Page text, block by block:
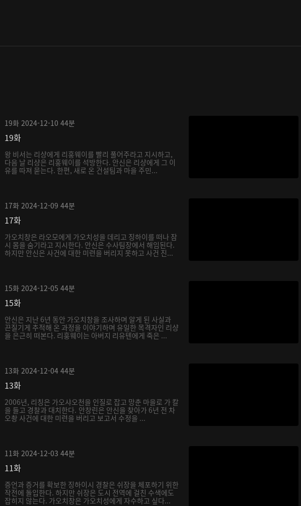
19화 2024-12-10 44분
19화
왕 비서는 리샹에게 리훙웨이를 빨리 풀어주라고 지시하고,
다음 날 리샹은 리훙웨이를 석방한다. 안신은 리샹에게 그 이
유를 따져 묻는다. 한편, 새로 온 건설팀과 마을 주민...
17화 2024-12-09 44분
17화
가오치창은 라오모에게 가오치성을 데리고 징하이를 떠나 잠
시 몸을 숨기라고 지시한다. 안신은 수사팀장에서 해임된다.
하지만 안신은 사건에 대한 미련을 버리지 못하고 사건 진...
15화 2024-12-05 44분
15화
안신은 지난 6년 동안 가오치창을 조사하며 알게 된 사실과
끈질기게 추적해 온 과정을 이야기하며 유일한 목격자인 리샹
을 은근히 떠본다. 리훙웨이는 아버지 리유톈에게 죽은 ...
13화 2024-12-04 44분
13화
2006년, 리칭은 가오샤오천을 인질로 잡고 망춘 마을로 가 칼
을 들고 경찰과 대치한다. 안창린은 안신을 찾아가 6년 전 차
오촹 사건에 대한 미련을 버리고 보고서 수정을 ...
11화 2024-12-03 44분
11화
증언과 증거를 확보한 징하이시 경찰은 쉬장을 체포하기 위한
작전에 돌입한다. 하지만 쉬장은 도시 전역에 걸친 수색에도
잡히지 않는다. 가오치창은 가오치성에게 자수하고 싶다...